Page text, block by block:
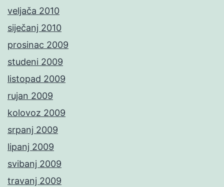
veljača 2010
siječanj 2010
prosinac 2009
studeni 2009
listopad 2009
rujan 2009
kolovoz 2009
srpanj 2009
lipanj 2009
svibanj 2009
travanj 2009